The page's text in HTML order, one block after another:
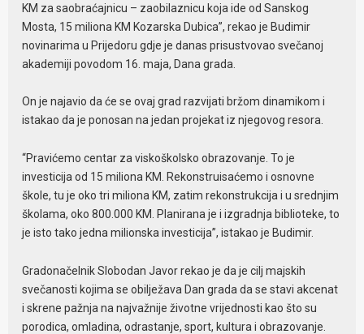
KM za saobraćajnicu – zaobilaznicu koja ide od Sanskog
Mosta, 15 miliona KM Kozarska Dubica”, rekao je Budimir
novinarima u Prijedoru gdje je danas prisustvovao svečanoj
akademiji povodom 16. maja, Dana grada.
On je najavio da će se ovaj grad razvijati bržom dinamikom i
istakao da je ponosan na jedan projekat iz njegovog resora.
“Pravićemo centar za viskoškolsko obrazovanje. To je
investicija od 15 miliona KM. Rekonstruisaćemo i osnovne
škole, tu je oko tri miliona KM, zatim rekonstrukcija i u srednjim
školama, oko 800.000 KM. Planirana je i izgradnja biblioteke, to
je isto tako jedna milionska investicija”, istakao je Budimir.
Gradonačelnik Slobodan Javor rekao je da je cilj majskih
svečanosti kojima se obilježava Dan grada da se stavi akcenat
i skrene pažnja na najvažnije životne vrijednosti kao što su
porodica, omladina, odrastanje, sport, kultura i obrazovanje.